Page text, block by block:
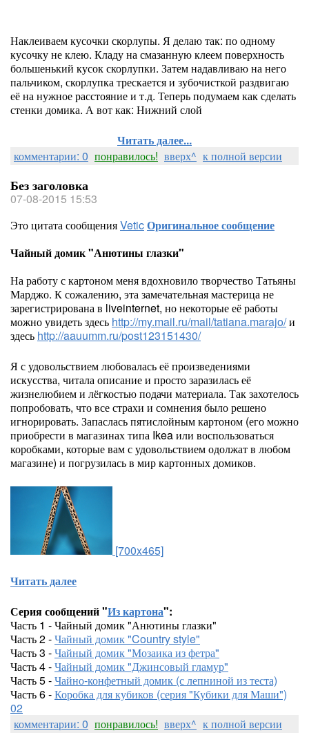
Наклеиваем кусочки скорлупы. Я делаю так: по одному
кусочку не клею. Кладу на смазанную клеем поверхность
большенький кусок скорлупки. Затем надавливаю на него
пальчиком, скорлупка трескается и зубочисткой раздвигаю
её на нужное расстояние и т.д. Теперь подумаем как сделать
стенки домика. А вот как: Нижний слой
Читать далее...
комментарии: 0 понравилось! вверх^ к полной версии
Без заголовка
07-08-2015 15:53
Это цитата сообщенияVeticОригинальное сообщение
Чайный домик "Анютины глазки"
На работу с картоном меня вдохновило творчество Татьяны
Марджо. К сожалению, эта замечательная мастерица не
зарегистрирована в liveinternet, но некоторые её работы
можно увидеть здесь http://my.mail.ru/mail/tatiana.marajo/и
здесь http://aauumm.ru/post123151430/
Я с удовольствием любовалась её произведениями
искусства, читала описание и просто заразилась её
жизнелюбием и лёгкостью подачи материала. Так захотелось
попробовать, что все страхи и сомнения было решено
игнорировать. Запаслась пятислойным картоном (его можно
приобрести в магазинах типа Ikea или воспользоваться
коробками, которые вам с удовольствием одолжат в любом
магазине) и погрузилась в мир картонных домиков.
[700x465]
Читать далее
Серия сообщений "Из картона":
Часть 1 - Чайный домик "Анютины глазки"
Часть 2 -Чайный домик "Country style"
Часть 3 -Чайный домик "Мозаика из фетра"
Часть 4 -Чайный домик "Джинсовый гламур"
Часть 5 -Чайно-конфетный домик (с лепниной из теста)
Часть 6 -Коробка для кубиков (серия "Кубики для Маши")
02
комментарии: 0 понравилось! вверх^ к полной версии